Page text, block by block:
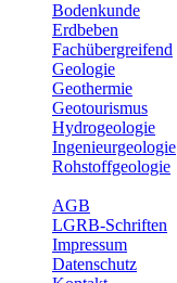
Bodenkunde
Erdbeben
Fachübergreifend
Geologie
Geothermie
Geotourismus
Hydrogeologie
Ingenieurgeologie
Rohstoffgeologie
AGB
LGRB-Schriften
Impressum
Datenschutz